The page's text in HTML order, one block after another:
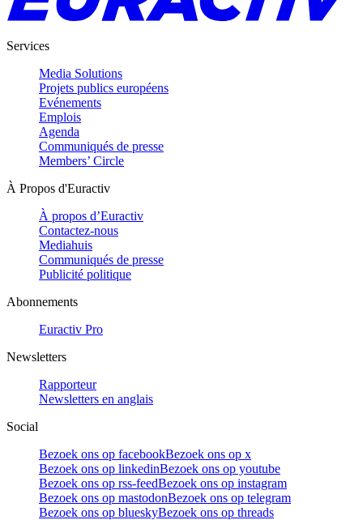
Services
Media Solutions
Projets publics européens
Evénements
Emplois
Agenda
Communiqués de presse
Members’ Circle
À Propos d'Euractiv
À propos d’Euractiv
Contactez-nous
Mediahuis
Communiqués de presse
Publicité politique
Abonnements
Euractiv Pro
Newsletters
Rapporteur
Newsletters en anglais
Social
Bezoek ons op facebookBezoek ons op x
Bezoek ons op linkedinBezoek ons op youtube
Bezoek ons op rss-feedBezoek ons op instagram
Bezoek ons op mastodonBezoek ons op telegram
Bezoek ons op blueskyBezoek ons op threads